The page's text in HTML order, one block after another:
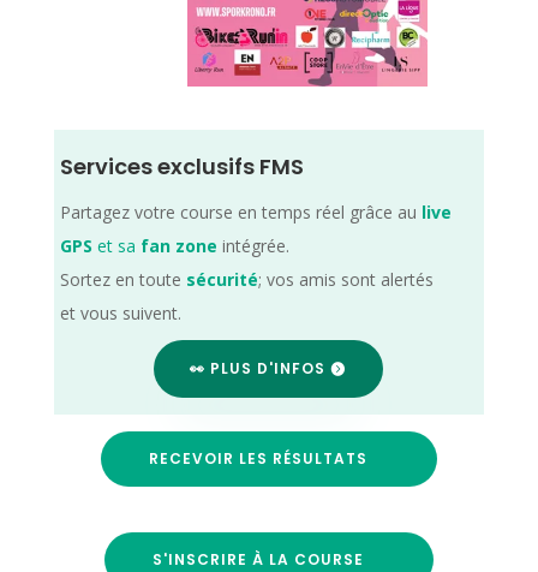
Services exclusifs FMS
Partagez votre course en temps réel grâce au live
GPS et sa fan zone intégrée.
Sortez en toute sécurité; vos amis sont alertés
et vous suivent.
👀 PLUS D'INFOS
RECEVOIR LES RÉSULTATS
S'INSCRIRE À LA COURSE